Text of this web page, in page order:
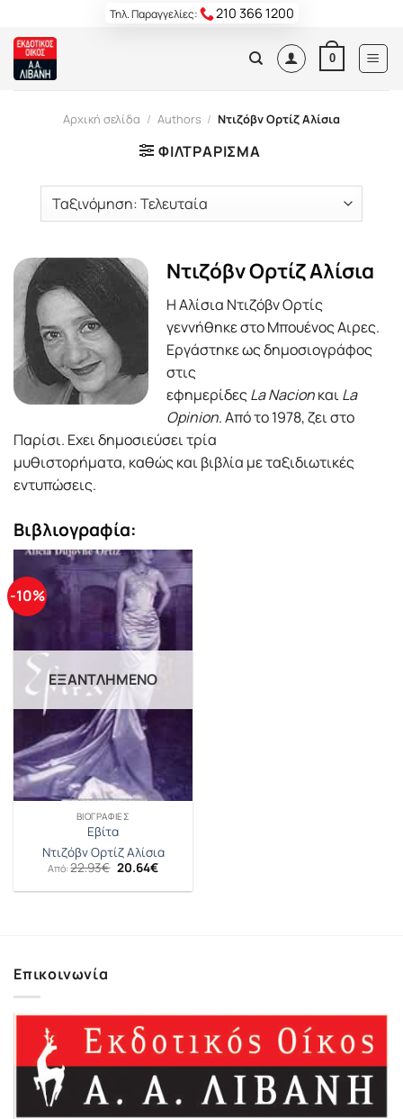
content
Τηλ. Παραγγελίες: 210 366 1200
0
Αρχική σελίδα / Authors / Ντιζόβν Ορτίζ Αλίσια
ΦΙΛΤΡΆΡΙΣΜΑ
Ντιζόβν Ορτίζ Αλίσια
Η Αλίσια Ντιζόβν Ορτίς
γεννήθηκε στο Μπουένος Αιρες.
Εργάστηκε ως δημοσιογράφος
στις
εφημερίδεςLa Nacionκαι La
Opinion. Από το 1978, ζει στο
Παρίσι. Εχει δημοσιεύσει τρία
μυθιστορήματα, καθώς και βιβλία με ταξιδιωτικές
εντυπώσεις.
Βιβλιογραφία:
-10%
ΕΞΑΝΤΛΗΜΈΝΟ
ΒΙΟΓΡΑΦΊΕΣ
Εβίτα
Ντιζόβν Ορτίζ Αλίσια
Από:22.93€ Original
price
was:
20.64€Η
τιμή
Επικοινωνία